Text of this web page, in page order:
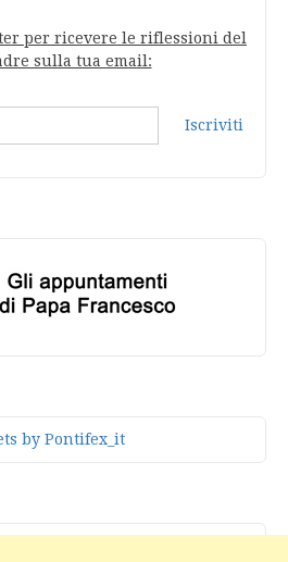
per ricevere le riflessioni del
sulla tua email:
Iscriviti
by Pontifex_it